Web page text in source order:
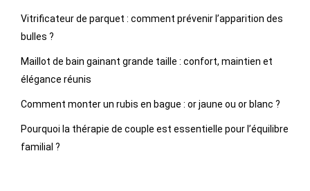
Vitrificateur de parquet : comment prévenir l’apparition des
bulles ?
Maillot de bain gainant grande taille : confort, maintien et
élégance réunis
Comment monter un rubis en bague : or jaune ou or blanc ?
Pourquoi la thérapie de couple est essentielle pour l’équilibre
familial ?